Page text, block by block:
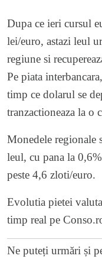
Dupa ce ieri cursul
lei/euro, astazi leul
regiune si
Pe piata
timp ce dolarul se
tranzactioneaza la o
Monedele regionale
leul, cu pana la
peste 4,6 zloti/euro.
Evolutia pietei
timp real pe
Ne puteți urmări și